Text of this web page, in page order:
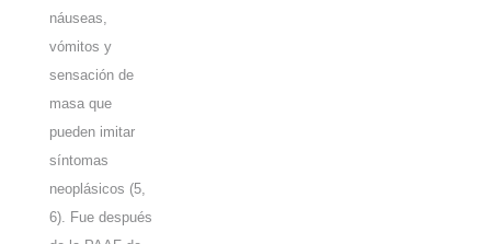
náuseas,
vómitos y
sensación de
masa que
pueden imitar
síntomas
neoplásicos (5,
6) . Fue después